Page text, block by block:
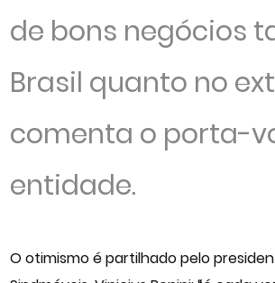
de bons negócios
Brasil quanto no
comenta o porta-
entidade.
O otimismo é partilhado pelo